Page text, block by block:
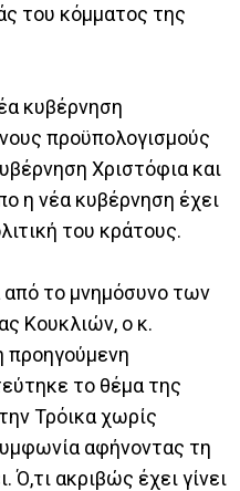
του κόμματος της
κυβέρνηση
προϋπολογισμούς
Χριστόφια και
η νέα κυβέρνηση έχει
του κράτους.
το μνημόσυνο των
Κουκλιών, ο κ.
προηγούμενη
το θέμα της
Τρόικα χωρίς
αφήνοντας τη
Ό,τι ακριβώς έχει γίνει